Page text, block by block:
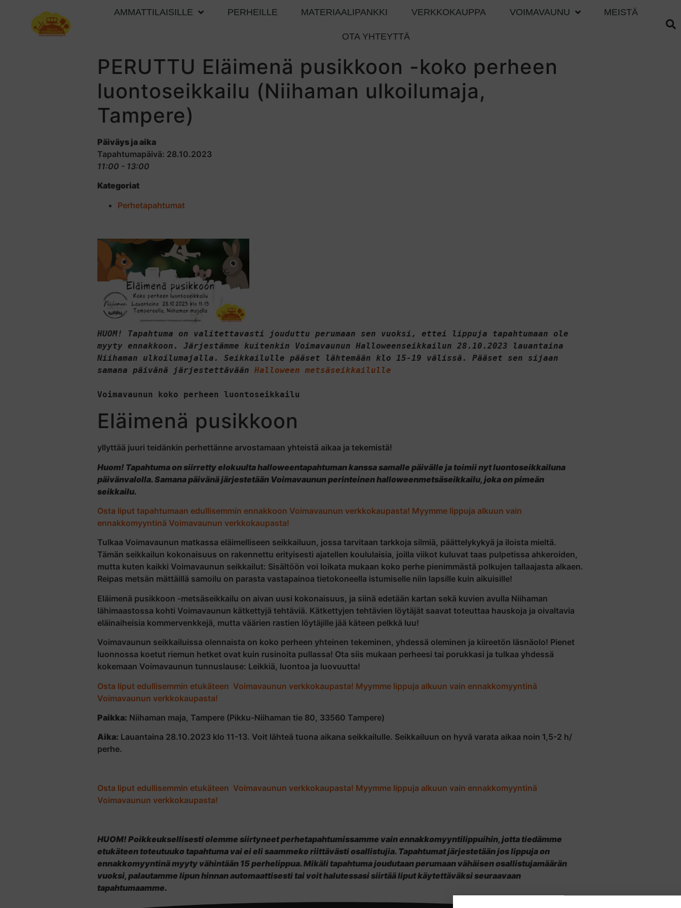
AMMATTILAISILLE PERHEILLE MATERIAALIPANKKI VERKKOKAUPPA VOIMAVAUNU MEISTÄ
OTA YHTEYTTÄ
PERUTTU Eläimenä pusikkoon -koko perheen
luontoseikkailu (Niihaman ulkoilumaja,
Tampere)
Päiväys ja aika
Tapahtumapäivä: 28.10.2023
11:00 - 13:00
Kategoriat
Perhetapahtumat
HUOM! Tapahtuma on valitettavasti jouduttu perumaan sen vuoksi, ettei lippuja tapahtumaan ole
myyty ennakkoon. Järjestämme kuitenkin Voimavaunun Halloweenseikkailun 28.10.2023 lauantaina
Niihaman ulkoilumajalla. Seikkailulle pääset lähtemään klo 15-19 välissä. Pääset sen sijaan
samana päivänä järjestettävään Halloween metsäseikkailulle
Voimavaunun koko perheen luontoseikkailu
Eläimenä pusikkoon
yllyttää juuri teidänkin perhettänne arvostamaan yhteistä aikaa ja tekemistä!
Huom! Tapahtuma on siirretty elokuulta halloweentapahtuman kanssa samalle päivälle ja toimii nyt luontoseikkailuna
päivänvalolla. Samana päivänä järjestetään Voimavaunun perinteinen halloweenmetsäseikkailu, joka on pimeän
seikkailu.
Osta liput tapahtumaan edullisemmin ennakkoon Voimavaunun verkkokaupasta! Myymme lippuja alkuun vain
ennakkomyyntinä Voimavaunun verkkokaupasta!
Tulkaa Voimavaunun matkassa eläimelliseen seikkailuun, jossa tarvitaan tarkkoja silmiä, päättelykykyä ja iloista mieltä.
Tämän seikkailun kokonaisuus on rakennettu erityisesti ajatellen koululaisia, joilla viikot kuluvat taas pulpetissa ahkeroiden,
mutta kuten kaikki Voimavaunun seikkailut: Sisältöön voi loikata mukaan koko perhe pienimmästä polkujen tallaajasta alkaen.
Reipas metsän mättäillä samoilu on parasta vastapainoa tietokoneella istumiselle niin lapsille kuin aikuisille!
Eläimenä pusikkoon -metsäseikkailu on aivan uusi kokonaisuus, ja siinä edetään kartan sekä kuvien avulla Niihaman
lähimaastossa kohti Voimavaunun kätkettyjä tehtäviä. Kätkettyjen tehtävien löytäjät saavat toteuttaa hauskoja ja oivaltavia
eläinaiheisia kommervenkkejä, mutta väärien rastien löytäjille jää käteen pelkkä luu!
Voimavaunun seikkailuissa olennaista on koko perheen yhteinen tekeminen, yhdessä oleminen ja kiireetön läsnäolo! Pienet
luonnossa koetut riemun hetket ovat kuin rusinoita pullassa! Ota siis mukaan perheesi tai porukkasi ja tulkaa yhdessä
kokemaan Voimavaunun tunnuslause: Leikkiä, luontoa ja luovuutta!
Osta liput edullisemmin etukäteen Voimavaunun verkkokaupasta! Myymme lippuja alkuun vain ennakkomyyntinä
Voimavaunun verkkokaupasta!
Paikka: Niihaman maja, Tampere (Pikku-Niihaman tie 80, 33560 Tampere)
Aika: Lauantaina 28.10.2023 klo 11-13. Voit lähteä tuona aikana seikkailulle. Seikkailuun on hyvä varata aikaa noin 1,5-2 h/
perhe.
Osta liput edullisemmin etukäteen Voimavaunun verkkokaupasta! Myymme lippuja alkuun vain ennakkomyyntinä
Voimavaunun verkkokaupasta!
HUOM! Poikkeuksellisesti olemme siirtyneet perhetapahtumissamme vain ennakkomyyntilippuihin, jotta tiedämme
etukäteen toteutuuko tapahtuma vai ei eli saammeko riittävästi osallistujia. Tapahtumat järjestetään jos lippuja on
ennakkomyyntinä myyty vähintään 15 perhelippua. Mikäli tapahtuma joudutaan perumaan vähäisen osallistujamäärän
vuoksi, palautamme lipun hinnan automaattisesti tai voit halutessasi siirtää liput käytettäväksi seuraavaan
tapahtumaamme.
Tilaa ilmaiset vinkit
luontotoimintaan
Tilaamalla uutiskirjeemme saat tilaajalahjaksi ilmaiset